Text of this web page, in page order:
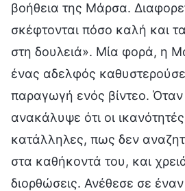
βοήθεια της Μάρσα.
σκέφτονται πόσο καλή και
στη δουλειά». Μία φορά, η
ένας αδελφός
παραγωγή ενός βίντεο.
ανακάλυψε ότι οι
κατάλληλες, πως δεν
στα καθήκοντά του, και
διορθώσεις. Ανέθεσε σε